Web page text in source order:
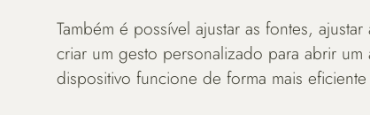
Também é possível ajustar as fontes,
criar um gesto personalizado para abrir
dispositivo funcione de forma mais